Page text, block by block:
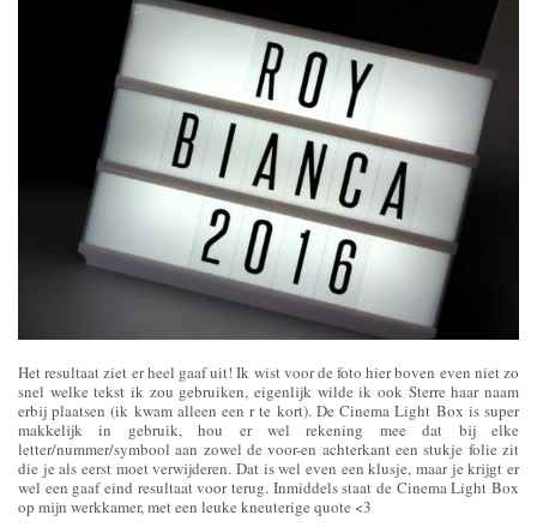
Het resultaat ziet er heel gaaf uit! Ik wist voor de foto hier boven even niet zo
snel welke tekst ik zou gebruiken, eigenlijk wilde ik ook Sterre haar naam
erbij plaatsen (ik kwam alleen een r te kort). De Cinema Light Box is super
makkelijk in gebruik, hou er wel rekening mee dat bij elke
letter/nummer/symbool aan zowel de voor-en achterkant een stukje folie zit
die je als eerst moet verwijderen. Dat is wel even een klusje, maar je krijgt er
wel een gaaf eind resultaat voor terug. Inmiddels staat de Cinema Light Box
op mijn werkkamer, met een leuke kneuterige quote <3